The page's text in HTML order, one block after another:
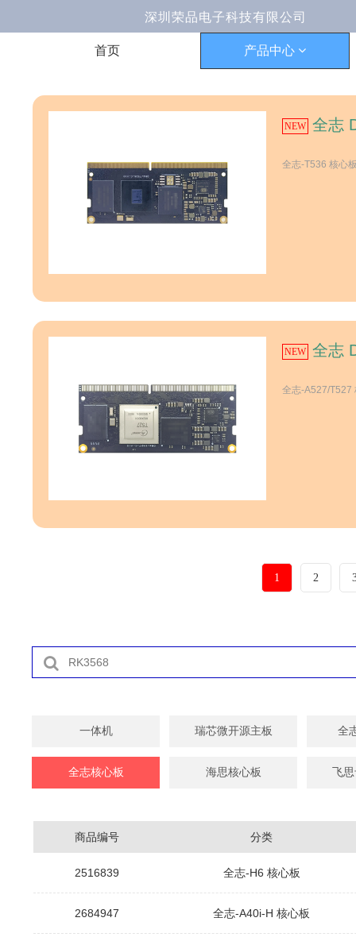
首页 产品中心
深圳荣品电子科技有限
NEW 全志
全志-T536 核心
NEW 全志
全志-A527/T527
1 2
一体机 瑞芯微开源主板 全
全志核心板 海思核心板 飞
商品编号 分类
2516839 全志-H6 核心板
2684947 全志-A40i-H 核心板